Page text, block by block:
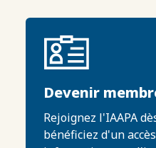
Devenir
Rejoignez l'IAAPA
bénéficiez d'un